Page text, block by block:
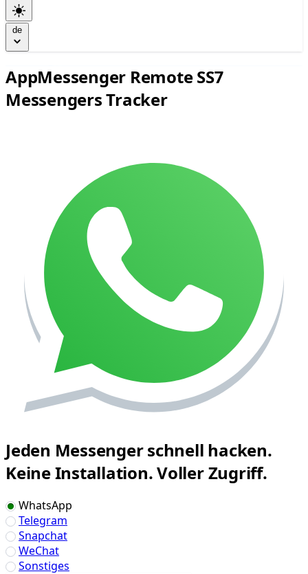
de
AppMessenger Remote SS7
Messengers Tracker
Jeden Messenger schnell hacken.
Keine Installation. Voller Zugriff.
WhatsApp
Telegram
Snapchat
WeChat
Sonstiges